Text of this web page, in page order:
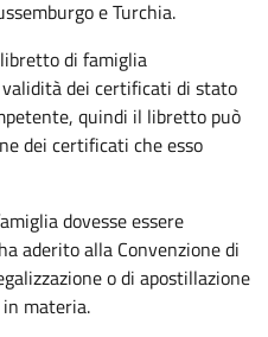
e Turchia.
di famiglia
dei certificati di stato
quindi il libretto può
dei certificati che esso
dovesse essere
aderito alla Convenzione di
o di apostillazione
materia.